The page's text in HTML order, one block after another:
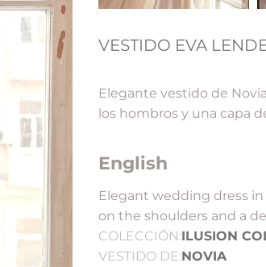
VESTIDO EVA
Elegante vestido de
los hombros y una capa
English
Elegant wedding dress
on the shoulders and a
COLECCIÓN:ILUSION
VESTIDO DE:NOVIA